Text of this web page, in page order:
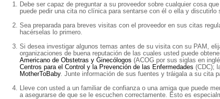
Debe ser capaz de preguntar a su proveedor sobre cualquier cosa
puede pedir una cita no clínica para sentarse con él o ella y discutirlo
Sea preparada para breves visitas con el proveedor en sus citas
hacérselas lo primero.
Si desea investigar algunos temas antes de su visita con su PAM,
organizaciones de buena reputación de las cuales usted puede
Americano de Obstetras y Ginecólogos (ACOG por sus siglas en
Centros para el Control y la Prevención de las Enfermedades (CDC);
MotherToBaby. Junte información de sus fuentes y tráigala a su cita
Lleve con usted a un familiar de confianza o una amiga que puede
a asegurarse de que se le escuchen correctamente. Esto es